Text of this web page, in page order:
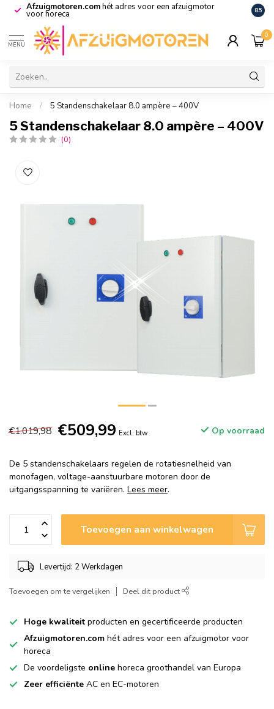
Afzuigmotoren.comhét adres voor een afzuigmotor
voor horeca De
8.5
MENU
0
Home / 5 Standenschakelaar 8.0 ampère – 400V
5 Standenschakelaar 8.0 ampère – 400V
(0)
€1.019,98 €509,99 Excl. btw Op voorraad
De 5 standenschakelaars regelen de rotatiesnelheid van
monofagen, voltage-aanstuurbare motoren door de
uitgangsspanning te variëren. Lees meer.
Toevoegen aan winkelwagen
Levertijd: 2 Werkdagen
Toevoegen om te vergelijken Deel dit product
Hoge kwaliteit producten en gecertificeerde producten
Afzuigmotoren.com hét adres voor een afzuigmotor voor
horeca
De voordeligste online horeca groothandel van Europa
Zeer efficiënte AC en EC-motoren